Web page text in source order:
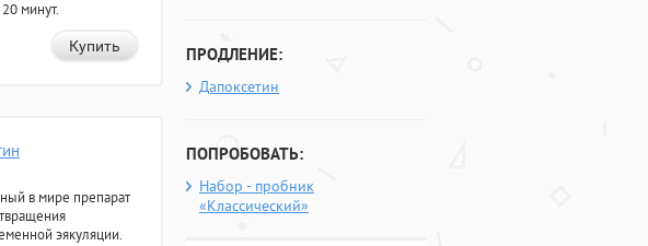
минут.
Купить
в мире препарат
эякуляции.
ПРОДЛЕНИЕ:
Дапоксетин
ПОПРОБОВАТЬ:
Набор - пробник
«Классический»